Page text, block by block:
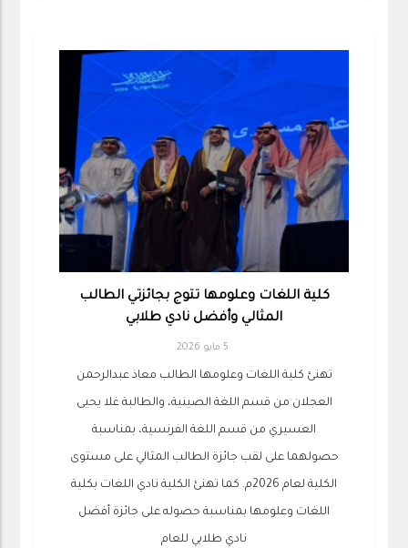
كلية اللغات وعلومها تتوج بجائزتي الطالب
المثالي وأفضل نادي طلابي
5 مايو 2026
تهنئ كلية اللغات وعلومها الطالب معاذ عبدالرحمن
العجلان من قسم اللغة الصينية، والطالبة غلا يحيى
العسيري من قسم اللغة الفرنسية، بمناسبة
حصولهما على لقب جائزة الطالب المثالي على مستوى
الكلية لعام 2026م. كما تهنئ الكلية نادي اللغات بكلية
اللغات وعلومها بمناسبة حصوله على جائزة أفضل
نادي طلابي للعام